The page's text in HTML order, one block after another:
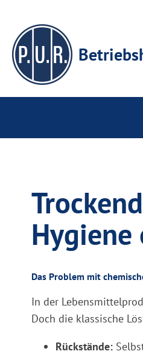
Hygiene
Das Problem mit
In der
Doch die klassische
Rückstände: